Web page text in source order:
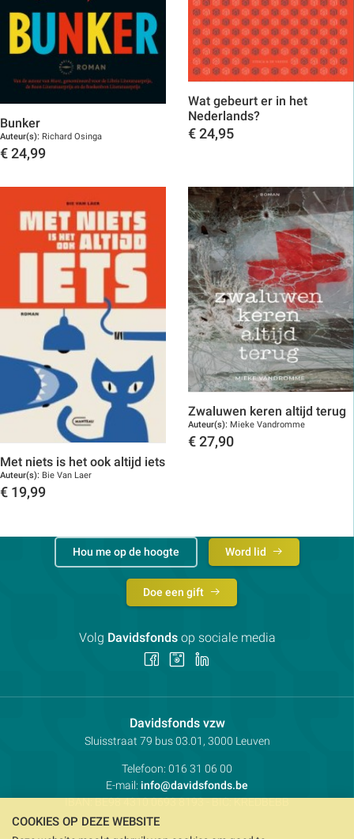
Bunker
Auteur(s): Richard Osinga
€ 24,99
Wat gebeurt er in het
Nederlands?
€ 24,95
Met niets is het ook altijd iets
Auteur(s): Bie Van Laer
€ 19,99
Zwaluwen keren altijd terug
Auteur(s): Mieke Vandromme
€ 27,90
Davidsfonds vzwContactpersoon:
Adres:
Sluisstraat 79 bus 03.01, 3000 Leuven
Telefoon: 016 31 06 00
E-mail: info@davidsfonds.be
IBAN:BE98 4310 0693 8193- BIC:KREDBEBB
Hou me op de hoogte Word lid
Doe een gift
Volg Davidsfondsop sociale media
Volg Volg
COOKIES OP DEZE WEBSITE